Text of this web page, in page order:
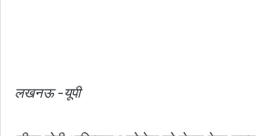
लखनऊ -यूपी